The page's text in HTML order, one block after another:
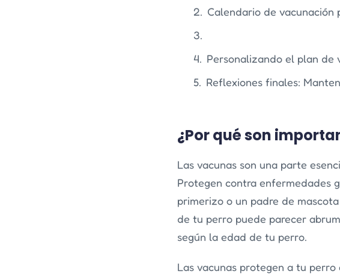
Calendario de vacunación
Personalizando el plan de
Reflexiones finales:
¿Por qué son
Las vacunas son una parte
Protegen contra enfermedades
primerizo o un padre de
de tu perro puede parecer
según la edad de tu perro.
Las vacunas protegen a tu